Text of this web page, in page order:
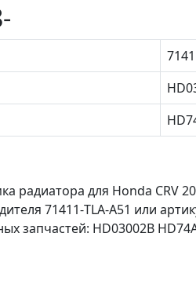
радиатора для Honda CRV
71411-TLA-A51 или
запчастей: HD03002B